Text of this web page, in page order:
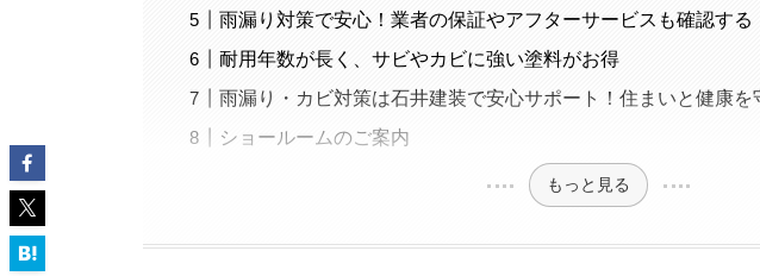
雨漏り対策で安心！業者の保証やアフターサービスも確認する
耐用年数が長く、サビやカビに強い塗料がお得
雨漏り・カビ対策は石井建装で安心サポート！住まいと健康を
ショールームのご案内
もっと見る